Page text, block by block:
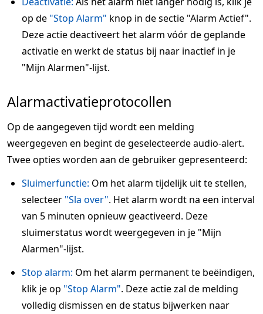
op de "Stop Alarm" knop in de sectie "Alarm Actief".
Deze actie deactiveert het alarm vóór de geplande
activatie en werkt de status bij naar inactief in je
"Mijn Alarmen"-lijst.
Alarmactivatieprotocollen
Op de aangegeven tijd wordt een melding
weergegeven en begint de geselecteerde audio-alert.
Twee opties worden aan de gebruiker gepresenteerd:
Sluimerfunctie: Om het alarm tijdelijk uit te stellen,
selecteer "Sla over". Het alarm wordt na een interval
van 5 minuten opnieuw geactiveerd. Deze
sluimerstatus wordt weergegeven in je "Mijn
Alarmen"-lijst.
Stop alarm: Om het alarm permanent te beëindigen,
klik je op "Stop Alarm". Deze actie zal de melding
volledig dismissen en de status bijwerken naar